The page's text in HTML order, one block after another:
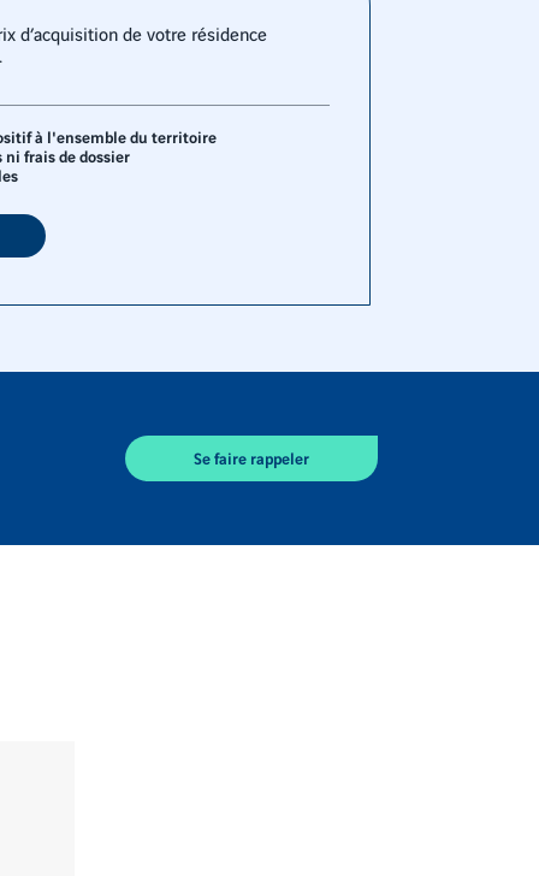
d’acquisition de votre résidence
à l'ensemble du territoire
frais de dossier
Se faire rappeler